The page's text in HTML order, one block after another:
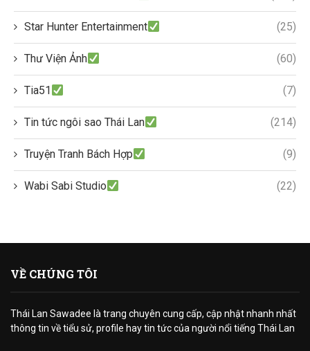
Star Hunter Entertainment (25)
Thư Viện Ảnh (60)
Tia51 (7)
Tin tức ngôi sao Thái Lan (214)
Truyện Tranh Bách Hợp (9)
Wabi Sabi Studio (22)
VỀ CHÚNG TÔI
Thái Lan Sawadee là trang chuyên cung cấp, cập nhật nhanh nhất
thông tin về tiểu sử, profile hay tin tức của người nổi tiếng Thái Lan